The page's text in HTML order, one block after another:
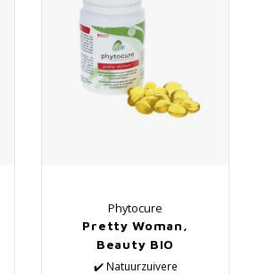
Phytocure
Pretty Woman,
Beauty BIO
✔️ Natuurzuivere